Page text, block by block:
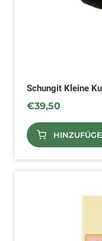
Schungit Kleine
€39,50